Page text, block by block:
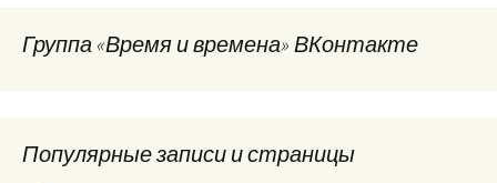
Группа «Время и времена» ВКонтакте
Популярные записи и страницы